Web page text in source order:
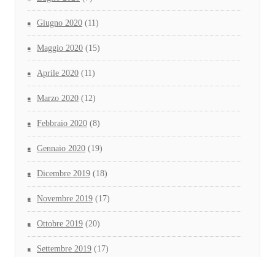
Giugno 2020 (11)
Maggio 2020 (15)
Aprile 2020 (11)
Marzo 2020 (12)
Febbraio 2020 (8)
Gennaio 2020 (19)
Dicembre 2019 (18)
Novembre 2019 (17)
Ottobre 2019 (20)
Settembre 2019 (17)